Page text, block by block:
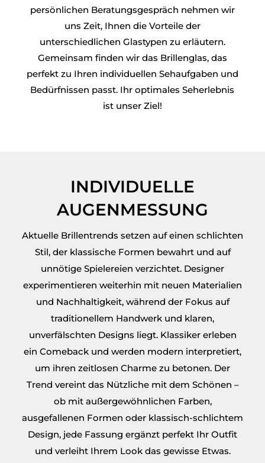
persönlichen Beratungsgespräch nehmen wir
uns Zeit, Ihnen die Vorteile der
unterschiedlichen Glastypen zu erläutern.
Gemeinsam finden wir das Brillenglas, das
perfekt zu Ihren individuellen Sehaufgaben und
Bedürfnissen passt. Ihr optimales Seherlebnis
ist unser Ziel!
INDIVIDUELLE
AUGENMESSUNG
Aktuelle Brillentrends setzen auf einen schlichten
Stil, der klassische Formen bewahrt und auf
unnötige Spielereien verzichtet. Designer
experimentieren weiterhin mit neuen Materialien
und Nachhaltigkeit, während der Fokus auf
traditionellem Handwerk und klaren,
unverfälschten Designs liegt. Klassiker erleben
ein Comeback und werden modern interpretiert,
um ihren zeitlosen Charme zu betonen. Der
Trend vereint das Nützliche mit dem Schönen –
ob mit außergewöhnlichen Farben,
ausgefallenen Formen oder klassisch-schlichtem
Design, jede Fassung ergänzt perfekt Ihr Outfit
und verleiht Ihrem Look das gewisse Etwas.